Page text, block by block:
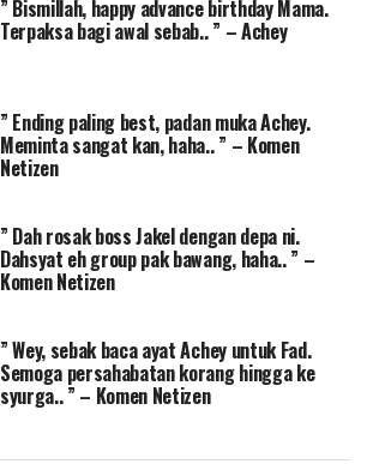
” Bismillah, happy advance birthday Mama.
Terpaksa bagi awal sebab.. ” – Achey
” Ending paling best, padan muka Achey.
Meminta sangat kan, haha.. ” – Komen
Netizen
” Dah rosak boss Jakel dengan depa ni.
Dahsyat eh group pak bawang, haha.. ” –
Komen Netizen
” Wey, sebak baca ayat Achey untuk Fad.
Semoga persahabatan korang hingga ke
syurga.. ” – Komen Netizen